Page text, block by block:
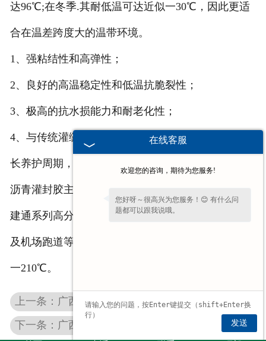
达96℃;在冬季.其耐低温可达近似一30℃，因此更适
合在温差跨度大的温带环境。
1、强粘结性和高弹性；
2、良好的高温稳定性和低温抗脆裂性；
3、极高的抗水损能力和耐老化性；
4、与传统灌缝料相比，方便耐用、节能，能有效延
长养护周期，减少养护次数。
沥青灌封胶主要应用：
建通系列高分子密封胶用于水泥、沥青、混凝土路面
及机场跑道等路面裂缝修补及处理。使用温度:185℃
一210℃。
上一条：广西路面灌封胶
下一条：广西沥青路面贴
在线客服
欢迎您的咨询，期待为您服务!
您好呀～很高兴为您服务！😊 有什么问
题都可以跟我说哦。
发送